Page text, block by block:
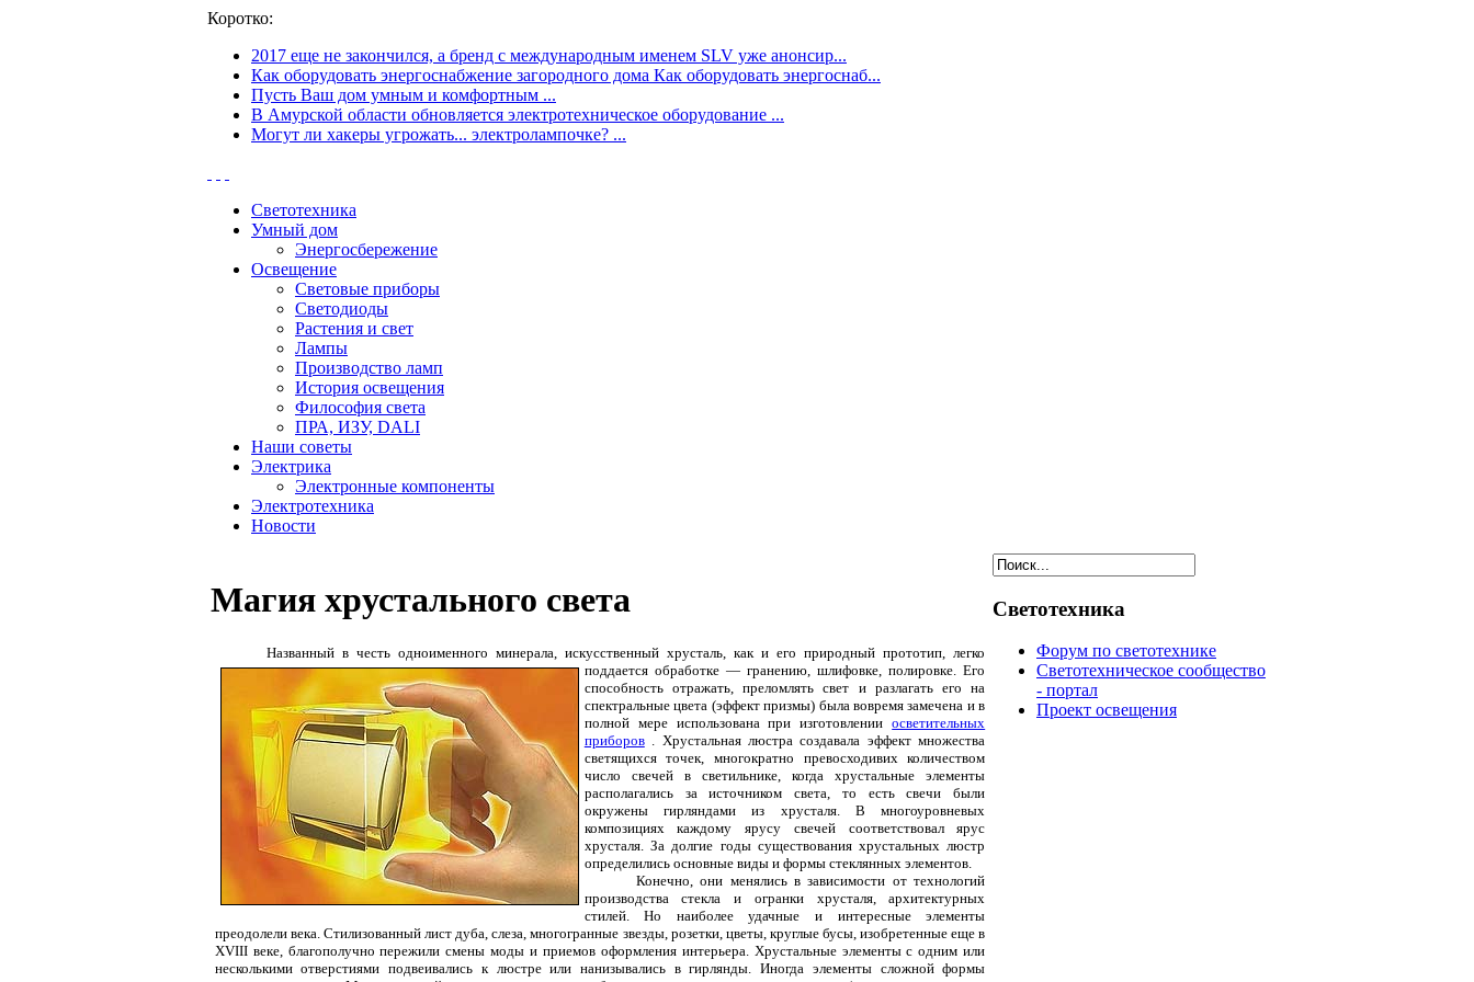
Коротко:
2017 еще не закончился, а бренд с международным именем SLV уже анонсир...
Как оборудовать энергоснабжение загородного дома Как оборудовать энергоснаб...
Пусть Ваш дом умным и комфортным ...
В Амурской области обновляется электротехническое оборудование ...
Могут ли хакеры угрожать... электролампочке? ...
Светотехника
Умный дом
Энергосбережение
Освещение
Световые приборы
Светодиоды
Растения и свет
Лампы
Производство ламп
История освещения
Философия света
ПРА, ИЗУ, DALI
Наши советы
Электрика
Электронные компоненты
Электротехника
Новости
Магия хрустального света
Названный в честь одноименного минерала, искусственный хрусталь, как и его природный прототип, легко
поддается обработке — гранению, шлифовке, полировке.Его
способность отражать, преломлять свет и разлагать его на
спектральные цвета (эффект призмы) была вовремя замечена и в
полной мере использована при изготовленииосветительных
приборов. Хрустальная люстра создавала эффект множества
светящихся точек, многократно превосходивих количеством
число свечей в светильнике, когда хрустальные элементы
располагались за источником света, то есть свечи были
окружены гирляндами из хрусталя. В многоуровневых
композициях каждому ярусу свечей соответствовал ярус
хрусталя. За долгие годы существования хрустальных люстр
определились основные виды и формы стеклянных элементов.
Конечно, они менялись в зависимости от технологий
производства стекла и огранки хрусталя, архитектурных
стилей. Но наиболее удачные и интересные элементы
преодолели века. Стилизованный лист дуба, слеза, многогранные звезды, розетки, цветы, круглые бусы, изобретенные еще в
XVIII веке, благополучно пережили смены моды и приемов оформления интерьера. Хрустальные элементы с одним или
несколькими отверстиями подвеивались к люстре или нанизывались в гирлянды. Иногда элементы сложной формы
Светотехника
Форум по светотехнике
Светотехническое сообщество
- портал
Проект освещения